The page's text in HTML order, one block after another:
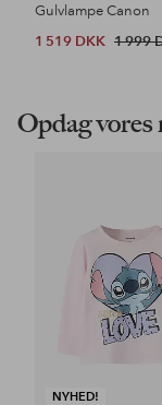
Gulvlampe Canon
1 519 DKK 1 999
Opdag vores
NYHED!